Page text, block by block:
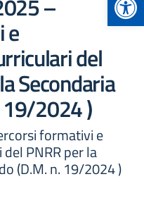
–
e
del
Secondaria
19/2024 )
formativi e
PNRR per la
(D.M. n. 19/2024 )